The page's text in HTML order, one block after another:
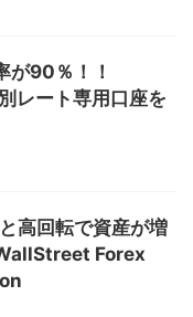
が90％！！
レート専用口座を
高回転で資産が増
Forex